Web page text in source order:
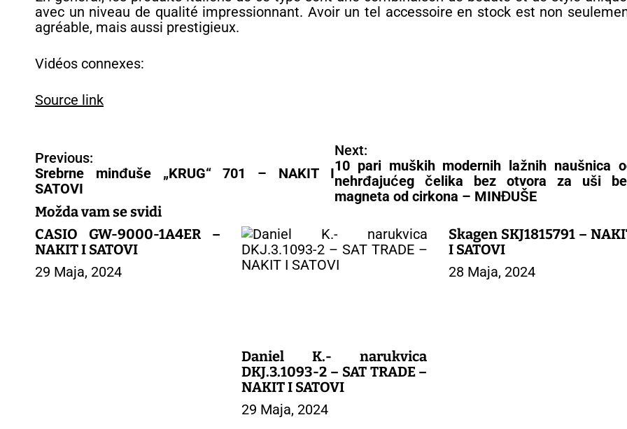
avec un niveau de qualité impressionnant. Avoir un tel accessoire en stock est non
agréable, mais aussi prestigieux.
Vidéos connexes:
Source link
N
a
v
i
g
a
c
i
j
Previous:
Srebrne minđuše „KRUG“ 701 – NAKIT I
SATOVI
Next:
10 pari muških modernih lažnih naušnica
nehrđajućeg čelika bez otvora za uši
magneta od cirkona – MINĐUŠE
Možda vam se svidi
CASIO GW-9000-1A4ER –
NAKIT I SATOVI
29 Maja, 2024
Daniel K.- narukvica
DKJ.3.1093-2 – SAT TRADE –
NAKIT I SATOVI
29 Maja, 2024
Skagen SKJ1815791 –
I SATOVI
28 Maja, 2024